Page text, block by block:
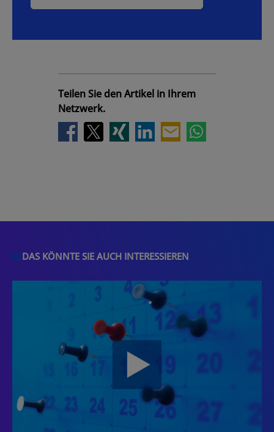
Teilen Sie den Artikel in Ihrem
Netzwerk.
DAS KÖNNTE SIE AUCH INTERESSIEREN